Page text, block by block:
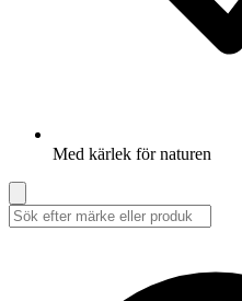
Med kärlek för naturen